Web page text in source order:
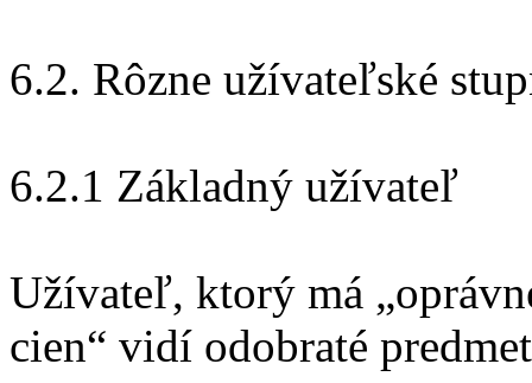
6.2. Rôzne užívateľské
6.2.1 Základný užívateľ
Užívateľ, ktorý má
cien“ vidí odobraté